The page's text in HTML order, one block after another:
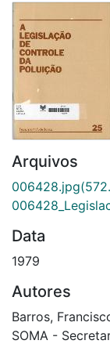
Doações/
Fale
Arquivos
006428.jpg
Data
1979
Autores
Barros,
SOMA -